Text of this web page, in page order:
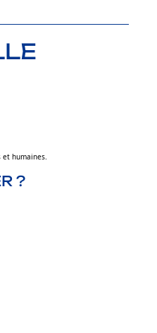
humaines.
?